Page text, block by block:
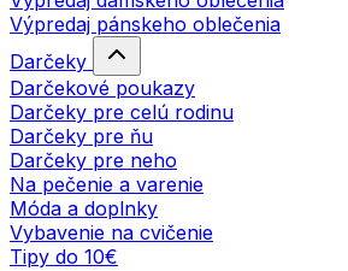
Výpredaj pánskeho oblečenia
Darčeky
Darčekové poukazy
Darčeky pre celú rodinu
Darčeky pre ňu
Darčeky pre neho
Na pečenie a varenie
Móda a doplnky
Vybavenie na cvičenie
Tipy do 10€